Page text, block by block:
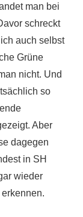
man bei
schreckt
auch selbst
Grüne
nicht. Und
so
Aber
dagegen
in SH
wieder